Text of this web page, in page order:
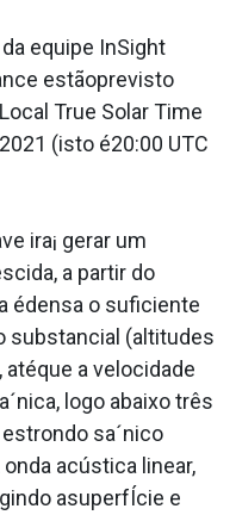
equipe InSight
estãoprevisto
True Solar Time
(isto é20:00 UTC
ira¡ gerar um
a partir do
édensa o suficiente
substancial (altitudes
a velocidade
logo abaixo três
sa´nico
acústica linear,
asuperfÍcie e